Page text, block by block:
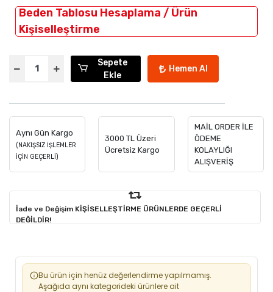
Beden Tablosu Hesaplama / Ürün
Kişiselleştirme
Sepete
Ekle
Hemen Al
Aynı Gün Kargo
(NAKIŞSIZ İŞLEMLER
İÇİN GEÇERLİ)
3000 TL Üzeri
Ücretsiz Kargo
MAİL ORDER İLE
ÖDEME
KOLAYLIĞI
ALIŞVERİŞ
İade ve Değişim KİŞİSELLEŞTİRME ÜRÜNLERDE GEÇERLİ
DEĞİLDİR!
Bu ürün için henüz değerlendirme yapılmamış.
Aşağıda aynı kategorideki ürünlere ait